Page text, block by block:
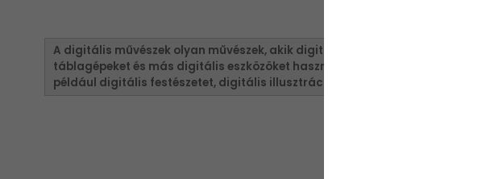
A digitális művészek olyan művészek, akik digitális technológiákat, például
táblagépeket és más digitális eszközöket használnak művészet
például digitális festészetet, digitális illusztrációt, 3D-s modellezést,